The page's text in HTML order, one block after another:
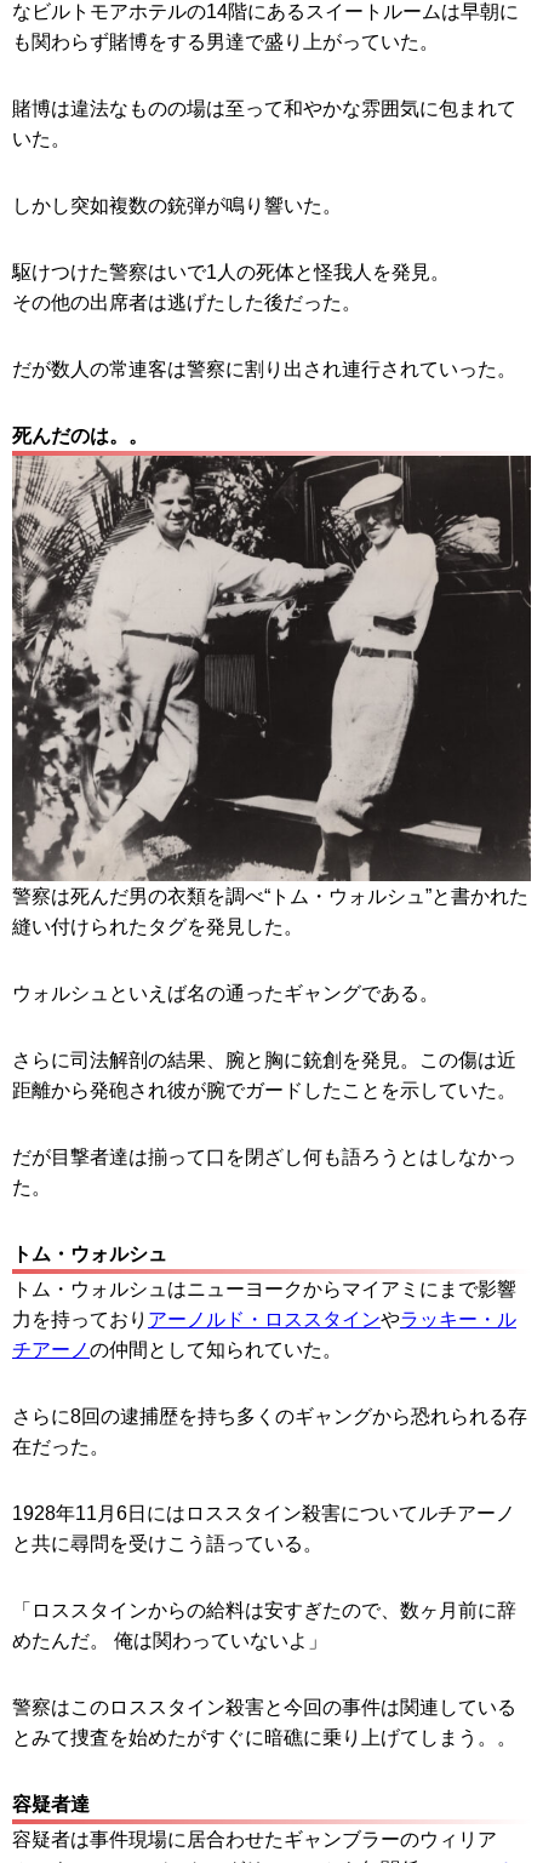
なビルトモアホテルの14階にあるスイートルームは早朝に
も関わらず賭博をする男達で盛り上がっていた。
賭博は違法なものの場は至って和やかな雰囲気に包まれて
いた。
しかし突如複数の銃弾が鳴り響いた。
駆けつけた警察はいで1人の死体と怪我人を発見。
その他の出席者は逃げたした後だった。
だが数人の常連客は警察に割り出され連行されていった。
死んだのは。。
警察は死んだ男の衣類を調べ“トム・ウォルシュ”と書かれた
縫い付けられたタグを発見した。
ウォルシュといえば名の通ったギャングである。
さらに司法解剖の結果、腕と胸に銃創を発見。この傷は近
距離から発砲され彼が腕でガードしたことを示していた。
だが目撃者達は揃って口を閉ざし何も語ろうとはしなかっ
た。
トム・ウォルシュ
トム・ウォルシュはニューヨークからマイアミにまで影響
力を持っており アーノルド・ロススタインやラッキー・ル
チアーノの仲間として知られていた。
さらに8回の逮捕歴を持ち多くのギャングから恐れられる存
在だった。
1928年11月6日にはロススタイン殺害についてルチアーノ
と共に尋問を受けこう語っている。
「ロススタインからの給料は安すぎたので、数ヶ月前に辞
めたんだ。 俺は関わっていないよ」
警察はこのロススタイン殺害と今回の事件は関連している
とみて捜査を始めたがすぐに暗礁に乗り上げてしまう。。
容疑者達
容疑者は事件現場に居合わせたギャンブラーのウィリア